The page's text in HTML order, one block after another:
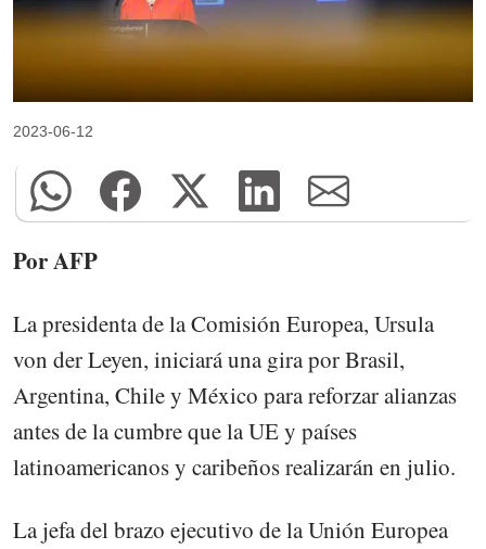
2023-06-12
Por AFP
La presidenta de la Comisión Europea, Ursula
von der Leyen, iniciará una gira por Brasil,
Argentina, Chile y México para reforzar alianzas
antes de la cumbre que la UE y países
latinoamericanos y caribeños realizarán en julio.
La jefa del brazo ejecutivo de la Unión Europea